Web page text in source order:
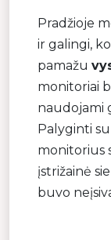
Pradžioje
ir galingi,
pamažu
monitoriai
naudojami
Palyginti
monitorius
įstrižainė
buvo